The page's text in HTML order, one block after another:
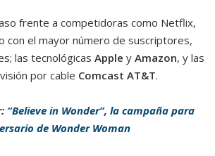
frente a competidoras como Netflix,
con el mayor número de suscriptores,
las tecnológicas Apple y Amazon, y las
por cable Comcast AT&T.
“Believe in Wonder”, la campaña para
de Wonder Woman